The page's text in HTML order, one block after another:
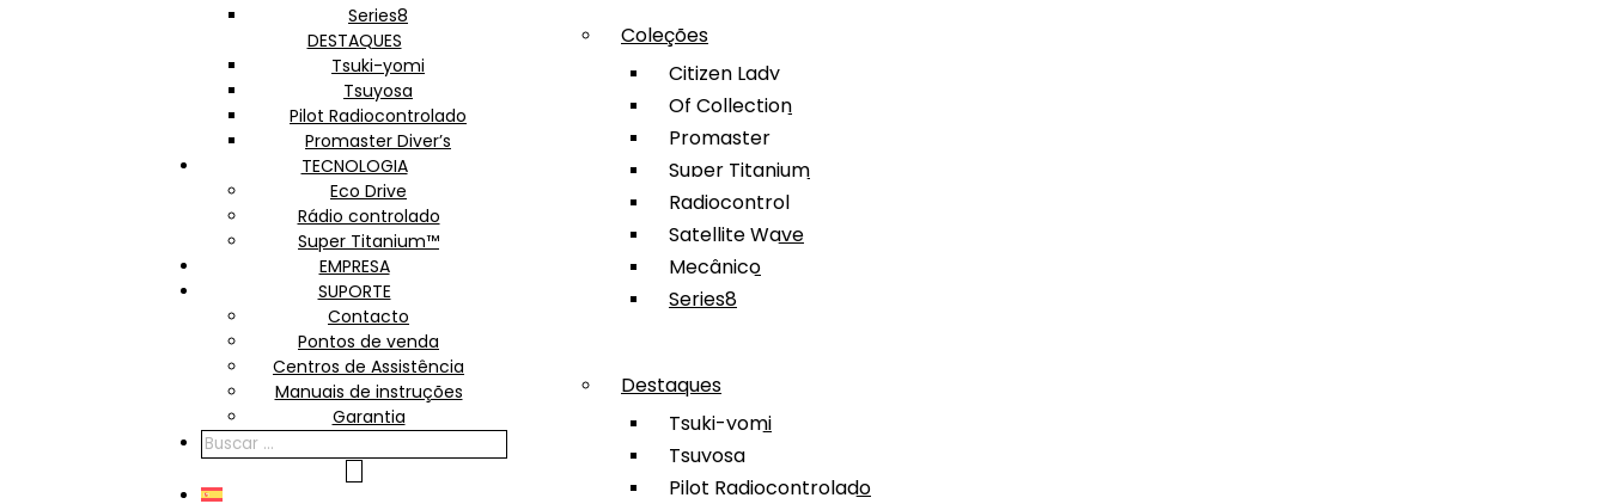
Series8
DESTAQUES
Tsuki-yomi
Tsuyosa
Pilot Radiocontrolado
Promaster Diver’s
TECNOLOGIA
Eco Drive
Rádio controlado
Super Titanium™
EMPRESA
SUPORTE
Contacto
Pontos de venda
Centros de Assistência
Manuais de instruções
Garantia
PRODUCTS
SEARCH
Coleções
Citizen Lady
Of Collection
Promaster
Super Titanium
Radiocontrol
Satellite Wave
Mecânico
Series8
Destaques
Tsuki-yomi
Tsuyosa
Pilot Radiocontrolado